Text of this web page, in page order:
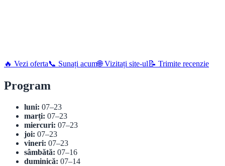
🔥 Vezi oferta📞 Sunați acum🌐 Vizitați site-ul 📝 Trimite recenzie
Program
luni: 07–23
marți: 07–23
miercuri: 07–23
joi: 07–23
vineri: 07–23
sâmbătă: 07–16
duminică: 07–14